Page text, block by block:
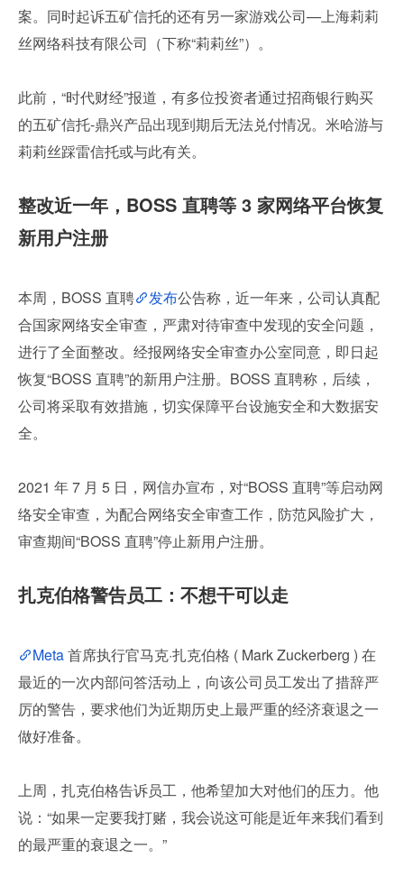
案。同时起诉五矿信托的还有另一家游戏公司—上海莉莉
丝网络科技有限公司（下称“莉莉丝”）。
此前，“时代财经”报道，有多位投资者通过招商银行购买
的五矿信托-鼎兴产品出现到期后无法兑付情况。米哈游与
莉莉丝踩雷信托或与此有关。
整改近一年，BOSS 直聘等 3 家网络平台恢复
新用户注册
本周，BOSS 直聘 发布公告称，近一年来，公司认真配
合国家网络安全审查，严肃对待审查中发现的安全问题，
进行了全面整改。经报网络安全审查办公室同意，即日起
恢复“BOSS 直聘”的新用户注册。BOSS 直聘称，后续，
公司将采取有效措施，切实保障平台设施安全和大数据安
全。
2021 年 7 月 5 日，网信办宣布，对“BOSS 直聘”等启动网
络安全审查，为配合网络安全审查工作，防范风险扩大，
审查期间“BOSS 直聘”停止新用户注册。
扎克伯格警告员工：不想干可以走
Meta 首席执行官马克·扎克伯格 ( Mark Zuckerberg ) 在
最近的一次内部问答活动上，向该公司员工发出了措辞严
厉的警告，要求他们为近期历史上最严重的经济衰退之一
做好准备。
上周，扎克伯格告诉员工，他希望加大对他们的压力。他
说：“如果一定要我打赌，我会说这可能是近年来我们看到
的最严重的衰退之一。”